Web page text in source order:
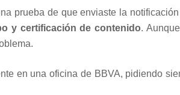
prueba de que enviaste la
y certificación de contenido.
en una oficina de BBVA, pidiendo